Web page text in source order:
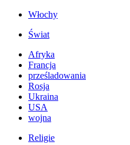
Włochy
Świat
Afryka
Francja
prześladowania
Rosja
Ukraina
USA
wojna
Religie